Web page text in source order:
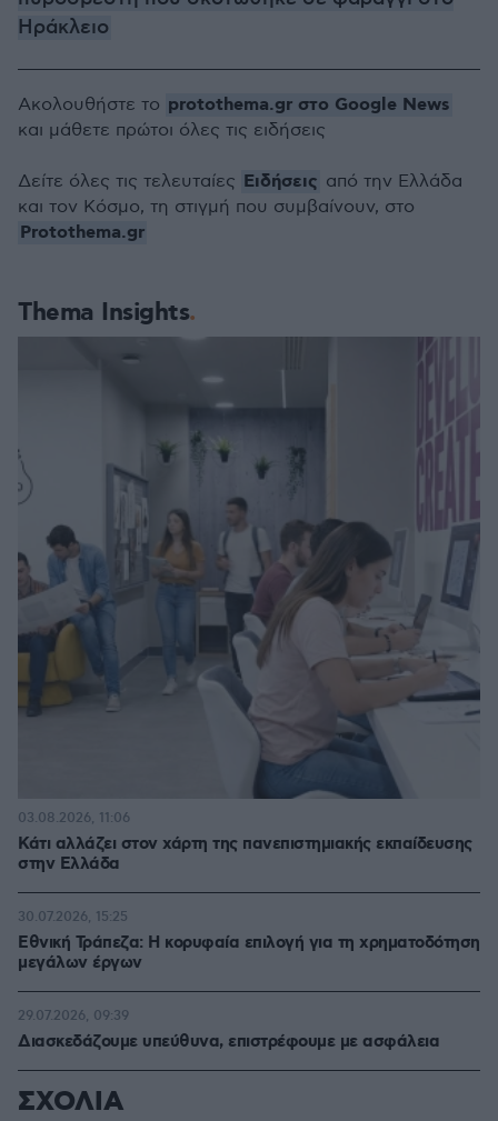
Ηράκλειο
Thema Insights
Κάτι αλλάζει στον χάρτη της πανεπιστημιακής εκπαίδευσης
στην Ελλάδα
03.08.2026, 11:06
Εθνική Τράπεζα: Η κορυφαία επιλογή για τη χρηματοδότηση
μεγάλων έργων
30.07.2026, 15:25
Διασκεδάζουμε υπεύθυνα, επιστρέφουμε με ασφάλεια
29.07.2026, 09:39
Ακολουθήστε το protothema.gr στο Google News
και μάθετε πρώτοι όλες τις ειδήσεις
Δείτε όλες τις τελευταίες Ειδήσεις από την Ελλάδα
και τον Κόσμο, τη στιγμή που συμβαίνουν, στο
Protothema.gr
ΣΧΟΛΙΑ